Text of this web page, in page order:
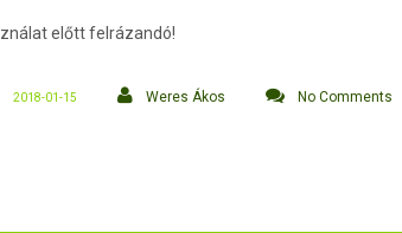
előtt felrázandó!
2018-01-15 Weres Ákos No Comments